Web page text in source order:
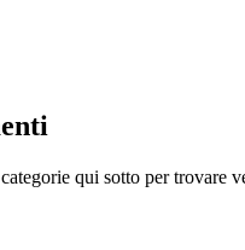
qui sotto per trovare